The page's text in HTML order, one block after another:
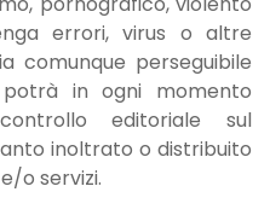
errori, virus o altre
comunque perseguibile
potrà in ogni momento
editoriale sul
inoltrato o distribuito
o servizi.